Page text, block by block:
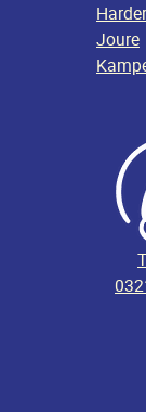
Joure